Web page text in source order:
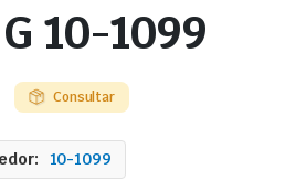
10-1099
Consultar
10-1099